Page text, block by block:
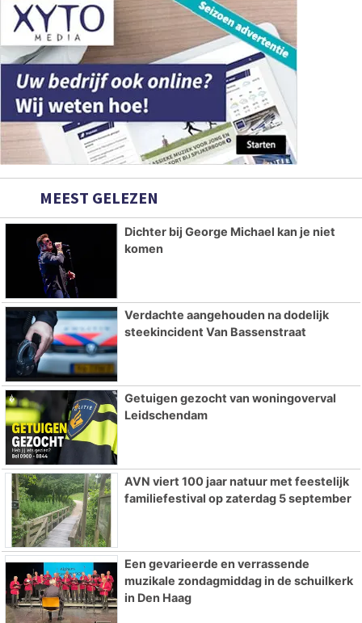
MEEST GELEZEN
Dichter bij George Michael kan je niet
komen
Verdachte aangehouden na dodelijk
steekincident Van Bassenstraat
Getuigen gezocht van woningoverval
Leidschendam
AVN viert 100 jaar natuur met feestelijk
familiefestival op zaterdag 5 september
Een gevarieerde en verrassende
muzikale zondagmiddag in de schuilkerk
in Den Haag